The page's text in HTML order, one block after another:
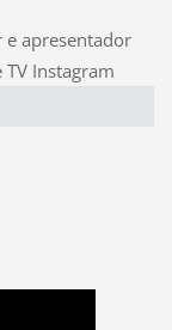
e apresentador
Instagram